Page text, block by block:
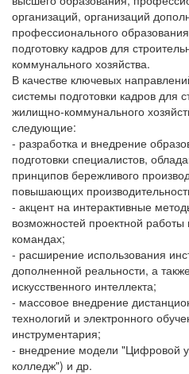
организаций, организаций
профессионального
подготовку кадров для
коммунального хозяйства.
В качестве ключевых
системы подготовки кадров для
жилищно-коммунального
следующие:
- разработка и внедрение
подготовки специалистов,
принципов бережливого
повышающих
- акцент на интерактивные
возможностей проектной
командах;
- расширение использования
дополненной реальности, а
искусственного интеллекта;
- массовое внедрение
технологий и электронного
инструментария;
- внедрение модели "Цифровой
колледж") и др.